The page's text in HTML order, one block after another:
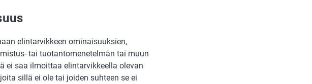
elintarvikkeen ominaisuuksien,
tai tuotantomenetelmän tai muun
ei saa ilmoittaa elintarvikkeella olevan
sillä ei ole tai joiden suhteen se ei